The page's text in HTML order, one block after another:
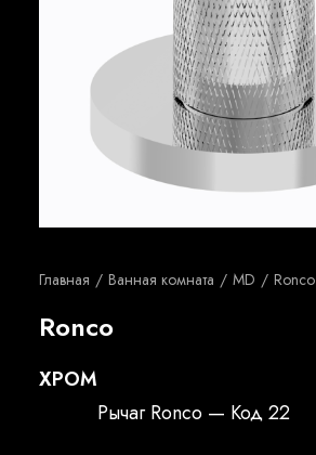
Где купить
Контакты
Русский
Главная Ванная комната MD Ronco
Ronco
XPOM
Рычаг Ronco — Код 22